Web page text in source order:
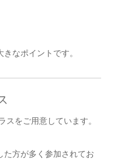
なポイントです。
スをご用意しています。
た方が多く参加されてお